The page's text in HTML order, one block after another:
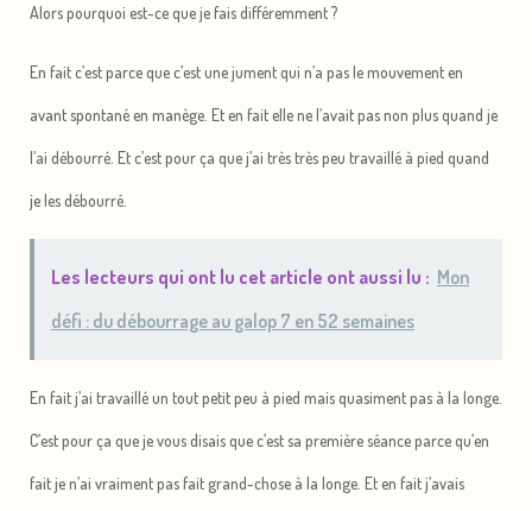
Alors pourquoi est-ce que je fais différemment ?
En fait c’est parce que c’est une jument qui n’a pas le mouvement en
avant spontané en manège. Et en fait elle ne l’avait pas non plus quand je
l’ai débourré. Et c’est pour ça que j’ai très très peu travaillé à pied quand
je les débourré.
Les lecteurs qui ont lu cet article ont aussi lu : Mon
défi : du débourrage au galop 7 en 52 semaines
En fait j’ai travaillé un tout petit peu à pied mais quasiment pas à la longe.
C’est pour ça que je vous disais que c’est sa première séance parce qu’en
fait je n’ai vraiment pas fait grand-chose à la longe. Et en fait j’avais